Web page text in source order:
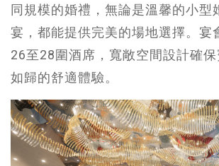
同規模的婚禮，無論是溫馨的小型
宴，都能提供完美的場地選擇。宴
26至28圍酒席，寬敞空間設計確
如歸的舒適體驗。